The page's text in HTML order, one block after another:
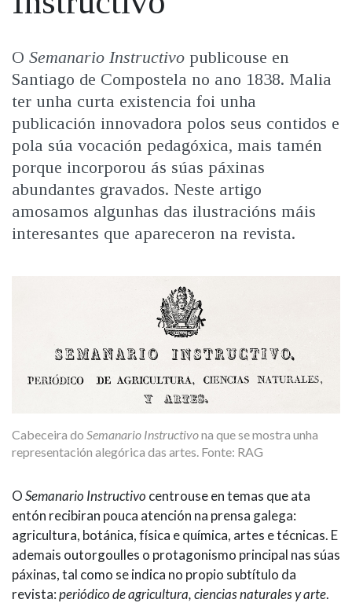
IDENTIDADE CORPORATIVA
CASA-MUSEO EMILIA PARDO
BAZÁN
60 ANOS DLG
PRIMAVERA DAS LETRAS
PORTAL DAS PALABRAS
Facebook
TwitterYoutubeInstagram
Bluesky
07/11/2022
O Semanario Instructivo publicouse en
Santiago de Compostela no ano 1838. Malia
ter unha curta existencia foi unha
publicación innovadora polos seus contidos e
pola súa vocación pedagóxica, mais tamén
porque incorporou ás súas páxinas
abundantes gravados. Neste artigo
amosamos algunhas das ilustracións máis
interesantes que apareceron na revista.
Cabeceira do Semanario Instructivona que se mostra unha
representación alegórica das artes. Fonte: RAG
OSemanario Instructivo centrouse en temas que ata
entón recibiran pouca atención na prensa galega:
agricultura, botánica, física e química, artes e técnicas. E
ademais outorgoulles o protagonismo principal nas súas
páxinas, tal como se indica no propio subtítulo da
revista:periódico de agricultura, ciencias naturales y arte.